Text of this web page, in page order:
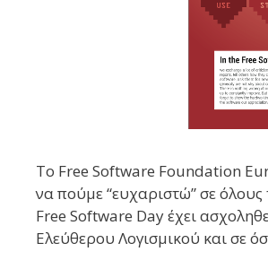
Το Free Software Foundation
να πούμε “ευχαριστώ” σε όλους
Free Software Day έχει
Ελεύθερου Λογισμικού και σε